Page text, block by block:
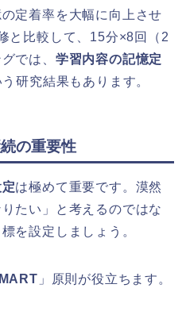
定着率を大幅に向上させ
と比較して、15分×8回（2
では、 学習内容の記憶定
研究結果もあります。
の重要性
は極めて重要です。漠然
たい」と考えるのではな
を設定しましょう。
」原則が役立ちます。